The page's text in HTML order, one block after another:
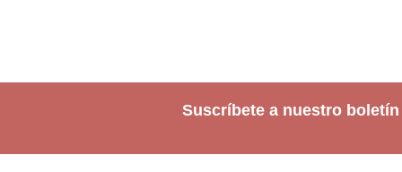
Suscríbete a nuestro